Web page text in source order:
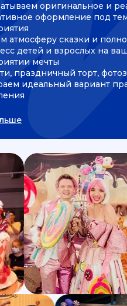
оригинальное и
оформление под
атмосферу сказки и
детей и взрослых на
мечты
праздничный торт,
идеальный вариант